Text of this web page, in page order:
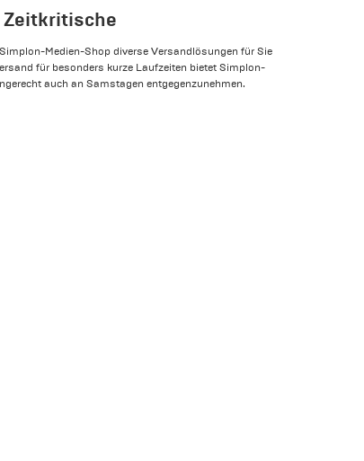
Zeitkritische
Medien-Shop diverse Versandlösungen für Sie
für besonders kurze Laufzeiten bietet Simplon-
auch an Samstagen entgegenzunehmen.